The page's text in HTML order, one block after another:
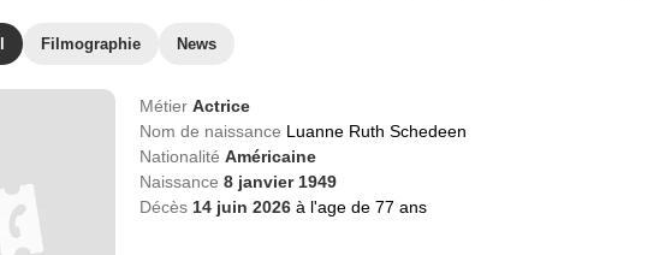
Filmographie News
Métier Actrice
Nom de naissance Luanne Ruth Schedeen
Nationalité Américaine
Naissance 8 janvier 1949
Décès 14 juin 2026 à l'age de 77 ans